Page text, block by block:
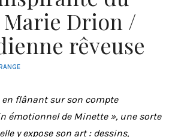
Marie Drion /
rêveuse
en flânant sur son compte
émotionnel de Minette », une sorte
y expose son art : dessins,